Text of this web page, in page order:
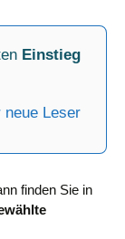
Einstieg
neue Leser
finden Sie in